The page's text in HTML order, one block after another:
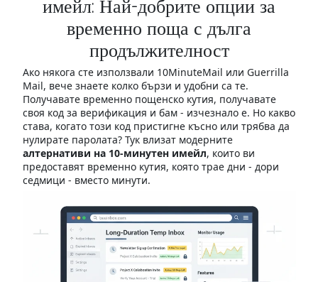
имейл: Най-добрите опции за
временно поща с дълга
продължителност
Ако някога сте използвали 10MinuteMail или Guerrilla
Mail, вече знаете колко бързи и удобни са те.
Получавате временно пощенско кутия, получавате
своя код за верификация и бам - изчезнало е. Но какво
става, когато този код пристигне късно или трябва да
нулирате паролата? Тук влизат модерните
алтернативи на 10-минутен имейл, които ви
предоставят временно кутия, която трае дни - дори
седмици - вместо минути.